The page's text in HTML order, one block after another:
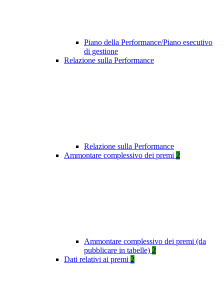
Piano della Performance/Piano esecutivo
di gestione
Relazione sulla Performance
Relazione sulla Performance
Ammontare complessivo dei premi 2
Ammontare complessivo dei premi (da
pubblicare in tabelle) 2
Dati relativi ai premi 2